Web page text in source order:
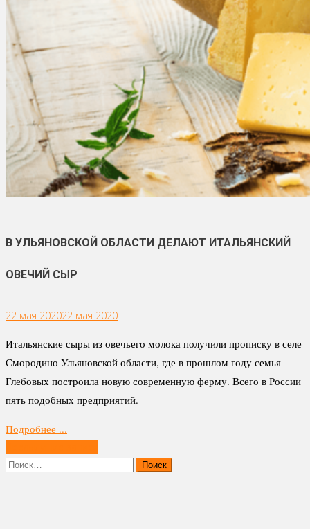
В УЛЬЯНОВСКОЙ ОБЛАСТИ ДЕЛАЮТ ИТАЛЬЯНСКИЙ
ОВЕЧИЙ СЫР
22 мая 202022 мая 2020
Итальянские сыры из овечьего молока получили прописку в селе
Смородино Ульяновской области, где в прошлом году семья
Глебовых построила новую современную ферму. Всего в России
пять подобных предприятий.
Подробнее ...
по
Найти: